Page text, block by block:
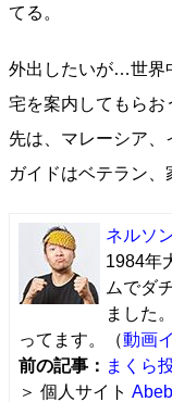
てる。
外出したいが…世界
宅を案内してもらお
先は、マレーシア、
ガイドはベテラン、
ネルソ
1984年
ムでダ
ました
ってます。（動画
前の記事： まくら
＞ 個人サイト